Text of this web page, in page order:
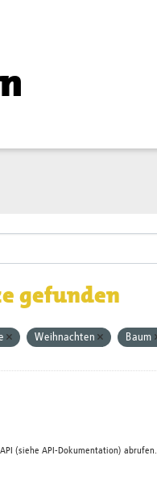
gefunden
Weihnachten Baum
API (siehe API-Dokumentation) abrufen.